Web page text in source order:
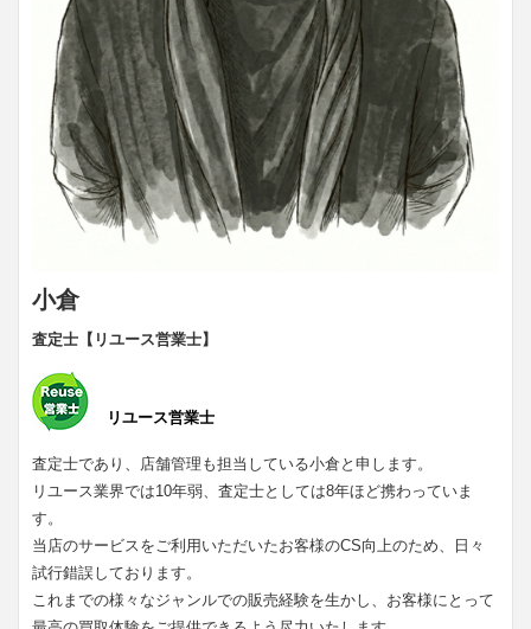
小倉
査定士【リユース営業士】
リユース営業士
査定士であり、店舗管理も担当している小倉と申します。
リユース業界では10年弱、査定士としては8年ほど携わっていま
す。
当店のサービスをご利用いただいたお客様のCS向上のため、日々
試行錯誤しております。
これまでの様々なジャンルでの販売経験を生かし、お客様にとって